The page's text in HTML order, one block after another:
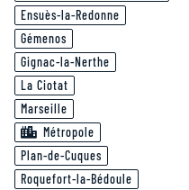
Ensuès-la-Redonne
Gémenos
Gignac-la-Nerthe
La Ciotat
Marseille
Métropole
Plan-de-Cuques
Roquefort-la-Bédoule